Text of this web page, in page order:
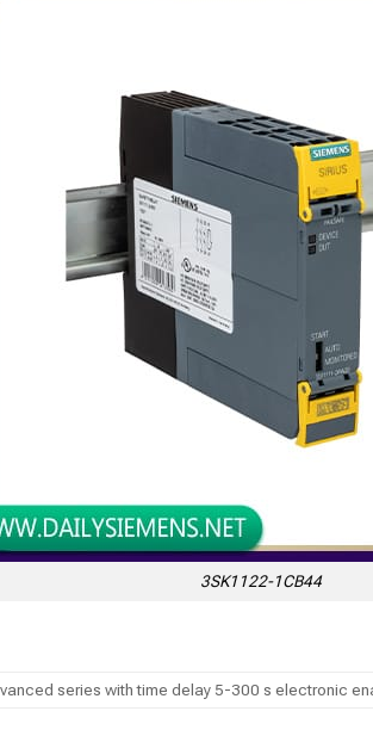
3SK1122-1CB44
series with time delay 5-300 s electronic